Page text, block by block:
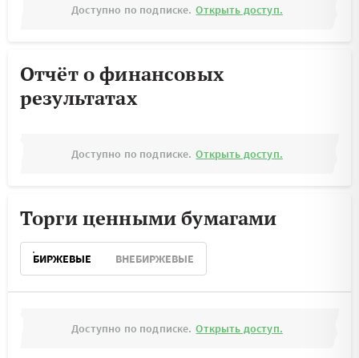
Доступно по подписке. Открыть доступ.
Отчёт о финансовых
результатах
Доступно по подписке. Открыть доступ.
Торги ценными бумагами
БИРЖЕВЫЕ ВНЕБИРЖЕВЫЕ
Доступно по подписке. Открыть доступ.